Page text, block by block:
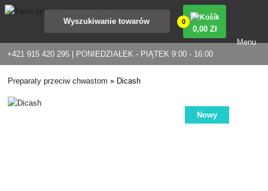
+421 915 420 295 | PONIEDZIAŁEK - PIĄTEK 9:00 - 16:00
0
0,00 Zł
Menu
Preparaty przeciw chwastom » Dicash
Nowy